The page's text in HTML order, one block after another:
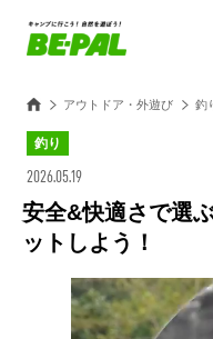
アウトドア・外遊び 釣
釣り
2026.05.19
安全&快適さで選
ットしよう！